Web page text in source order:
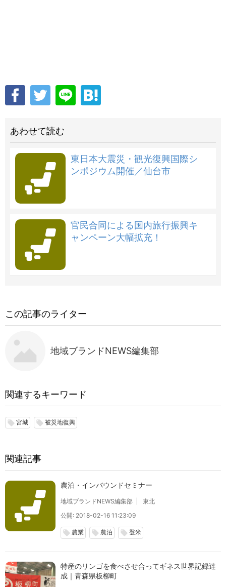
あわせて読む
東日本大震災・観光復興国際シ
ンポジウム開催／仙台市
官民合同による国内旅行振興キ
ャンペーン大幅拡充！
この記事のライター
地域ブランドNEWS編集部
関連するキーワード
local_offer 宮城 local_offer 被災地復興
関連記事
農泊・インバウンドセミナー
地域ブランドNEWS編集部
東北
公開: 2018-02-16 11:23:09
local_offer 農業 local_offer 農泊 local_offer 登米
特産のリンゴを食べさせ合ってギネス世界記録達
成｜青森県板柳町